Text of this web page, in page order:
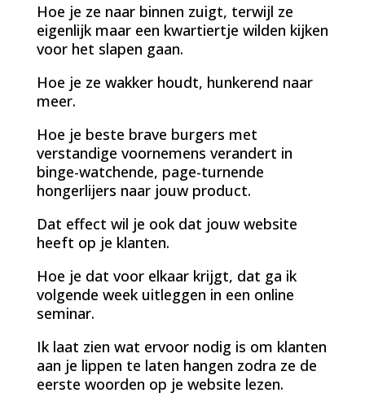
Hoe je ze naar binnen zuigt, terwijl ze
eigenlijk maar een kwartiertje wilden kijken
voor het slapen gaan.
Hoe je ze wakker houdt, hunkerend naar
meer.
Hoe je beste brave burgers met
verstandige voornemens verandert in
binge-watchende, page-turnende
hongerlijers naar jouw product.
Dat effect wil je ook dat jouw website
heeft op je klanten.
Hoe je dat voor elkaar krijgt, dat ga ik
volgende week uitleggen in een online
seminar.
Ik laat zien wat ervoor nodig is om klanten
aan je lippen te laten hangen zodra ze de
eerste woorden op je website lezen.